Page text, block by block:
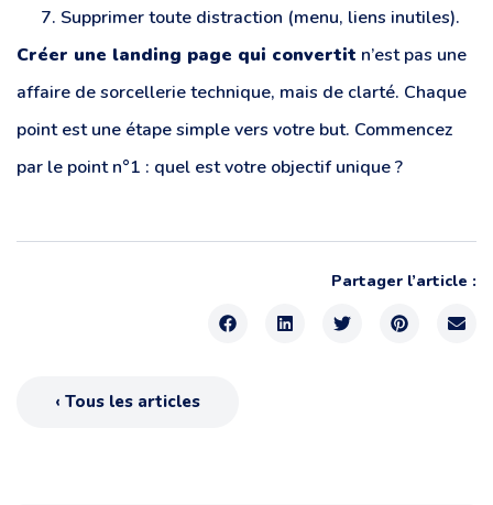
Supprimer toute distraction (menu, liens inutiles).
Créer une landing page qui convertit n’est pas une
affaire de sorcellerie technique, mais de clarté. Chaque
point est une étape simple vers votre but. Commencez
par le point n°1 : quel est votre objectif unique ?
‹ Tous les articles
Partager l’article :